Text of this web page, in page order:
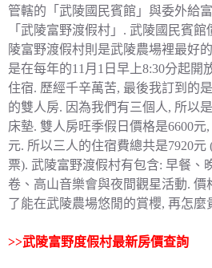
管轄的「武陵國民賓館」與委外給
「武陵富野渡假村」. 武陵國民賓
陵富野渡假村則是武陵農場裡最好
是在每年的11月1日早上8:30分起開
住宿. 歷經千辛萬苦, 最後我訂到的
的雙人房. 因為我們有三個人, 所以
床墊. 雙人房旺季假日價格是6600元
元. 所以三人的住宿費總共是7920元
票). 武陵富野渡假村有包含: 早餐、
卷、高山音樂會與夜間觀星活動. 價
了能在武陵農場悠閒的賞櫻, 再怎麼
>>武陵富野度假村最新房價查詢